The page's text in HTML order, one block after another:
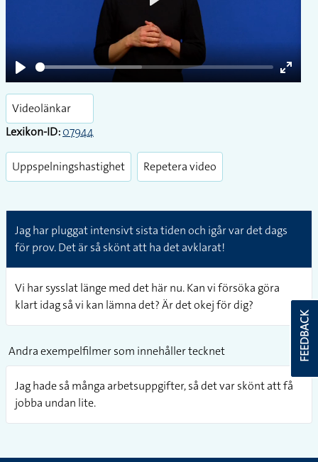
Play
Enter
Videolänkar
Lexikon-ID:07944
Uppspelningshastighet Repetera video
Jag har pluggat intensivt sista tiden och igår var det dags
för prov. Det är så skönt att ha det avklarat!
Vi har sysslat länge med det här nu. Kan vi försöka göra
klart idag så vi kan lämna det? Är det okej för dig?
Andra exempelfilmer som innehåller tecknet
Jag hade så många arbetsuppgifter, så det var skönt att få
jobba undan lite.
FEEDBACK